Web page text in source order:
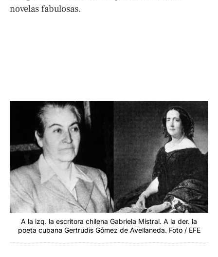
novelas fabulosas.
A la izq. la escritora chilena Gabriela Mistral. A la der. la
poeta cubana Gertrudis Gómez de Avellaneda. Foto / EFE